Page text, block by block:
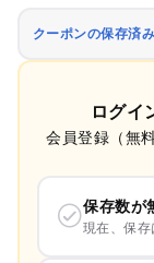
クーポンの保存済
ログイ
会員登録（無
保存数が
現在、保